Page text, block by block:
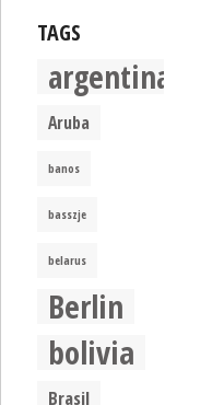
TAGS
argentina
Aruba
banos
basszje
belarus
Berlin
bolivia
Brasil